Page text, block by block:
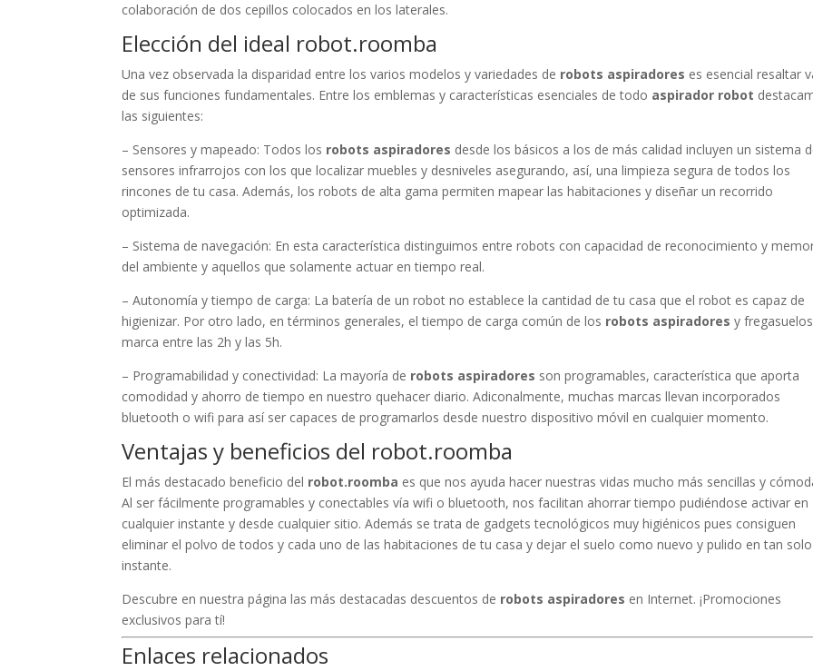
colaboración de dos cepillos colocados en los laterales.
Elección del ideal robot.roomba
Una vez observada la disparidad entre los varios modelos y variedades de robots aspiradores es esencial resaltar
de sus funciones fundamentales. Entre los emblemas y características esenciales de todo aspirador robot
las siguientes:
– Sensores y mapeado: Todos los robots aspiradores desde los básicos a los de más calidad incluyen un sistema
sensores infrarrojos con los que localizar muebles y desniveles asegurando, así, una limpieza segura de todos los
rincones de tu casa. Además, los robots de alta gama permiten mapear las habitaciones y diseñar un recorrido
optimizada.
– Sistema de navegación: En esta característica distinguimos entre robots con capacidad de reconocimiento y
del ambiente y aquellos que solamente actuar en tiempo real.
– Autonomía y tiempo de carga: La batería de un robot no establece la cantidad de tu casa que el robot es capaz de
higienizar. Por otro lado, en términos generales, el tiempo de carga común de los robots aspiradores y
marca entre las 2h y las 5h.
– Programabilidad y conectividad: La mayoría de robots aspiradores son programables, característica que aporta
comodidad y ahorro de tiempo en nuestro quehacer diario. Adiconalmente, muchas marcas llevan incorporados
bluetooth o wifi para así ser capaces de programarlos desde nuestro dispositivo móvil en cualquier momento.
Ventajas y beneficios del robot.roomba
El más destacado beneficio del robot.roomba es que nos ayuda hacer nuestras vidas mucho más sencillas y
Al ser fácilmente programables y conectables vía wifi o bluetooth, nos facilitan ahorrar tiempo pudiéndose activar en
cualquier instante y desde cualquier sitio. Además se trata de gadgets tecnológicos muy higiénicos pues consiguen
eliminar el polvo de todos y cada uno de las habitaciones de tu casa y dejar el suelo como nuevo y pulido en tan
instante.
Descubre en nuestra página las más destacadas descuentos de robots aspiradores en Internet. ¡Promociones
exclusivos para tí!
Enlaces relacionados